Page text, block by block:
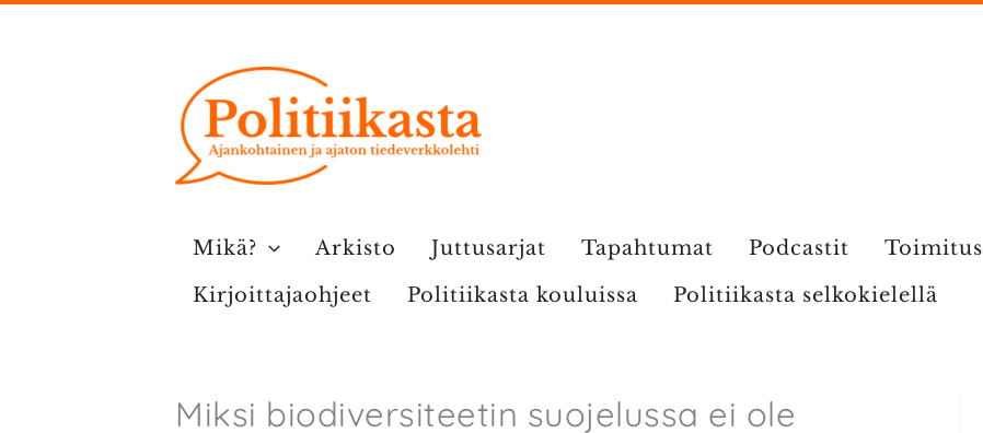
Mikä? Arkisto Juttusarjat Tapahtumat Podcastit Toimitus
Kirjoittajaohjeet
Politiikasta kouluissa Politiikasta selkokielellä
Miksi biodiversiteetin suojelussa ei ole